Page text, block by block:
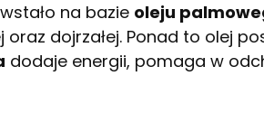
na bazie oleju
dojrzałej. Ponad to olej
dodaje energii, pomaga w